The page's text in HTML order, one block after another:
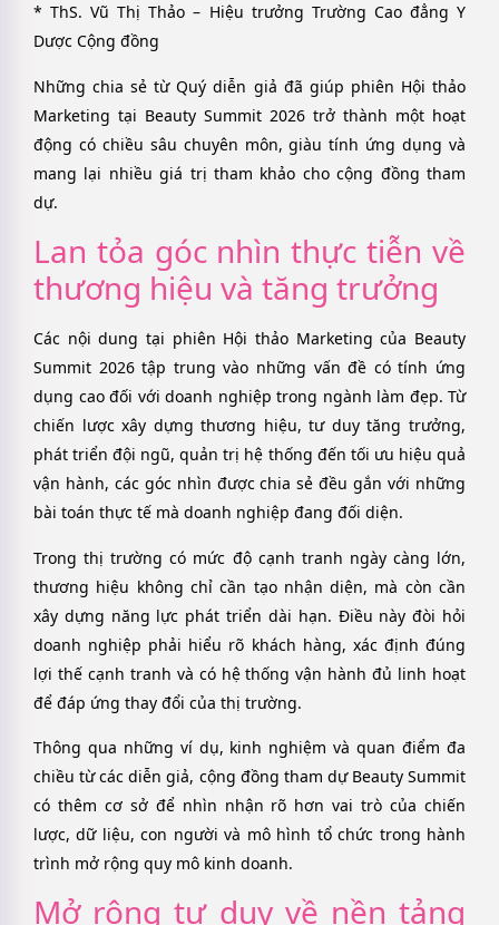
* ThS. Vũ Thị Thảo – Hiệu trưởng Trường Cao đẳng Y
Dược Cộng đồng
Những chia sẻ từ Quý diễn giả đã giúp phiên Hội thảo
Marketing tại Beauty Summit 2026 trở thành một hoạt
động có chiều sâu chuyên môn, giàu tính ứng dụng và
mang lại nhiều giá trị tham khảo cho cộng đồng tham
dự.
Lan tỏa góc nhìn thực tiễn về
thương hiệu và tăng trưởng
Các nội dung tại phiên Hội thảo Marketing của Beauty
Summit 2026 tập trung vào những vấn đề có tính ứng
dụng cao đối với doanh nghiệp trong ngành làm đẹp. Từ
chiến lược xây dựng thương hiệu, tư duy tăng trưởng,
phát triển đội ngũ, quản trị hệ thống đến tối ưu hiệu quả
vận hành, các góc nhìn được chia sẻ đều gắn với những
bài toán thực tế mà doanh nghiệp đang đối diện.
Trong thị trường có mức độ cạnh tranh ngày càng lớn,
thương hiệu không chỉ cần tạo nhận diện, mà còn cần
xây dựng năng lực phát triển dài hạn. Điều này đòi hỏi
doanh nghiệp phải hiểu rõ khách hàng, xác định đúng
lợi thế cạnh tranh và có hệ thống vận hành đủ linh hoạt
để đáp ứng thay đổi của thị trường.
Thông qua những ví dụ, kinh nghiệm và quan điểm đa
chiều từ các diễn giả, cộng đồng tham dự Beauty Summit
có thêm cơ sở để nhìn nhận rõ hơn vai trò của chiến
lược, dữ liệu, con người và mô hình tổ chức trong hành
trình mở rộng quy mô kinh doanh.
Mở rộng tư duy về nền tảng